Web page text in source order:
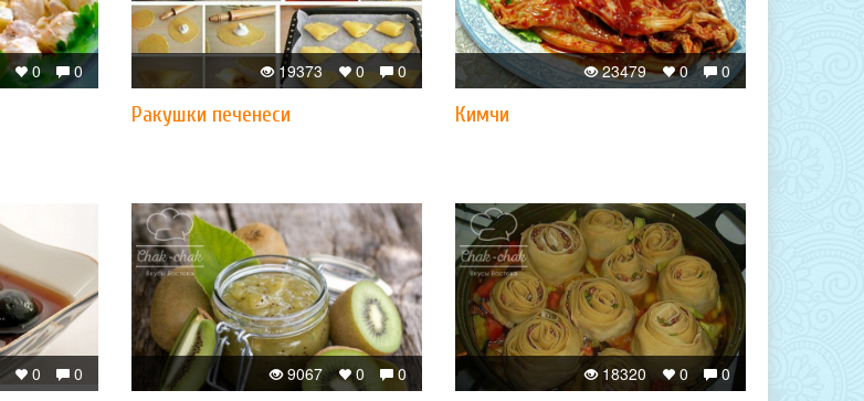
0
0 0
0
19373
Ракушки печенеси
0
0
23479
Кимчи
0
0 0
0
9067 0
0
18320